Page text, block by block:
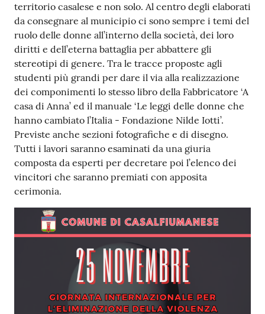
territorio casalese e non solo. Al centro degli elaborati
da consegnare al municipio ci sono sempre i temi del
ruolo delle donne all’interno della società, dei loro
diritti e dell’eterna battaglia per abbattere gli
stereotipi di genere. Tra le tracce proposte agli
studenti più grandi per dare il via alla realizzazione
dei componimenti lo stesso libro della Fabbricatore ‘A
casa di Anna’ ed il manuale ‘Le leggi delle donne che
hanno cambiato l’Italia - Fondazione Nilde Iotti’.
Previste anche sezioni fotografiche e di disegno.
Tutti i lavori saranno esaminati da una giuria
composta da esperti per decretare poi l’elenco dei
vincitori che saranno premiati con apposita
cerimonia.